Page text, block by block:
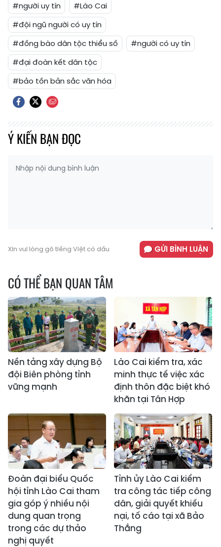
#người uy tín
#Lào Cai
#đội ngũ người có uy tín
#đồng bào dân tộc thiểu số
#người có uy tín
#đại đoàn kết dân tộc
#bảo tồn bản sắc văn hóa
Ý KIẾN BẠN ĐỌC
Xin vui lòng gõ tiếng Việt có dấu GỬI BÌNH LUẬN
CÓ THỂ BẠN QUAN TÂM
Nền tảng xây dựng Bộ
đội Biên phòng tỉnh
vững mạnh
Lào Cai kiểm tra, xác
minh thực tế việc xác
định thôn đặc biệt khó
khăn tại Tân Hợp
Đoàn đại biểu Quốc
hội tỉnh Lào Cai tham
gia góp ý nhiều nội
dung quan trọng
trong các dự thảo
nghị quyết
Tỉnh ủy Lào Cai kiểm
tra công tác tiếp công
dân, giải quyết khiếu
nại, tố cáo tại xã Bảo
Thắng